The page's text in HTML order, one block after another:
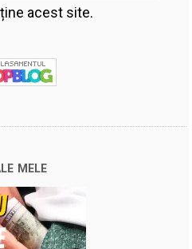
acest site.
mele